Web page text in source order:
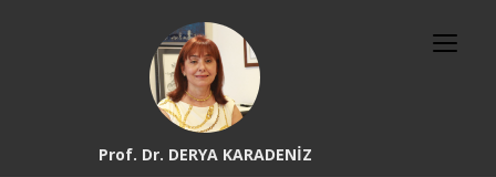
Prof. Dr. DERYA KARADENİZ